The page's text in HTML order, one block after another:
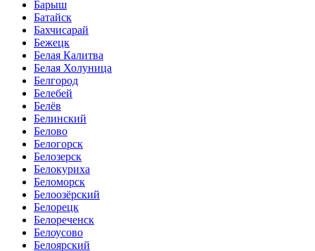
Барыш
Батайск
Бахчисарай
Бежецк
Белая Калитва
Белая Холуница
Белгород
Белебей
Белёв
Белинский
Белово
Белогорск
Белозерск
Белокуриха
Беломорск
Белоозёрский
Белорецк
Белореченск
Белоусово
Белоярский